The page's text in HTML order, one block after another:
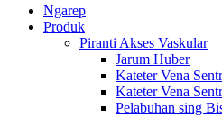
Ngarep
Produk
Piranti Akses Vaskular
Jarum Huber
Kateter Vena
Kateter Vena
Pelabuhan sing